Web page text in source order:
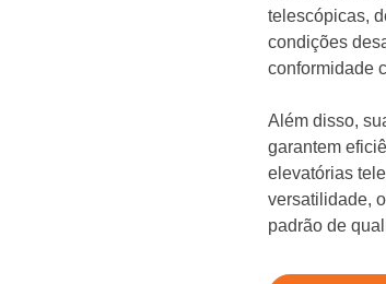
telescópicas,
condições
conformidade
Além disso,
garantem
elevatórias
versatilidade,
padrão de